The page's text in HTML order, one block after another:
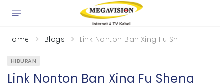
Home Blogs Link Nonton Ban Xing Fu Sheng
HIBURAN
Link Nonton Ban Xing Fu Sheng